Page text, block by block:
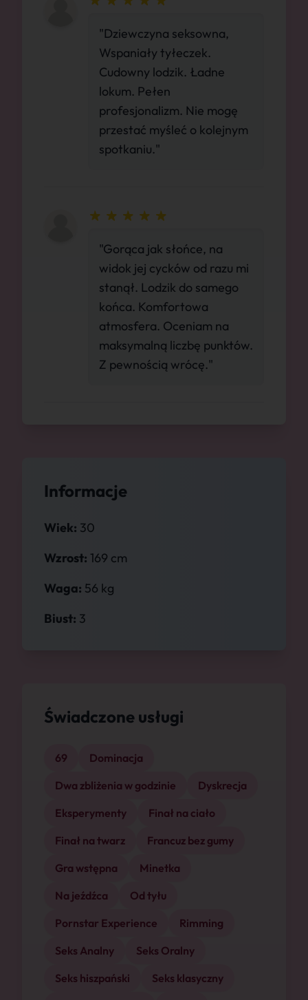
Informacje
Wiek: 30
Wzrost: 169 cm
Waga: 56 kg
Biust: 3
Świadczone usługi
69
Dominacja
Dwa zbliżenia w godzinie
Dyskrecja
Eksperymenty
Finał na ciało
Finał na twarz
Francuz bez gumy
Gra wstępna
Minetka
Na jeźdźca
Od tyłu
Pornstar Experience
Rimming
Seks Analny
Seks Oralny
Seks hiszpański
Seks klasyczny
"Dziewczyna seksowna,
Wspaniały tyłeczek.
Cudowny lodzik. Ładne
lokum. Pełen
profesjonalizm. Nie mogę
przestać myśleć o kolejnym
spotkaniu."
"Gorąca jak słońce, na
widok jej cycków od razu mi
stanął. Lodzik do samego
końca. Komfortowa
atmosfera. Oceniam na
maksymalną liczbę punktów.
Z pewnością wrócę."